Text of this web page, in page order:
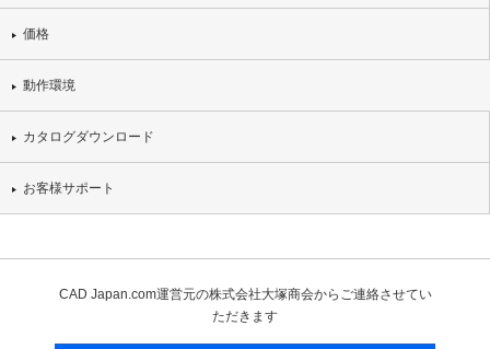
価格
動作環境
カタログダウンロード
お客様サポート
CAD Japan.com運営元の株式会社大塚商会からご連絡させてい
ただきます